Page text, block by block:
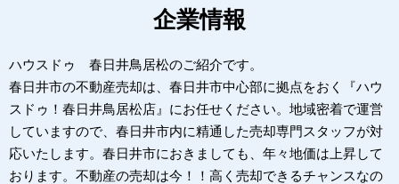
企業情報
ハウスドゥ 春日井鳥居松のご紹介です。
春日井市の不動産売却は、春日井市中心部に拠点をおく『ハウ
スドゥ！春日井鳥居松店』にお任せください。地域密着で運営
していますので、春日井市内に精通した売却専門スタッフが対
応いたします。春日井市におきましても、年々地価は上昇して
おります。不動産の売却は今！！高く売却できるチャンスなの